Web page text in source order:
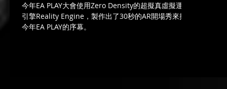
今年EA PLAY大會使用Zero Density的超擬真虛擬運算
引擎Reality Engine，製作出了30秒的AR開場秀來揭開
今年EA PLAY的序幕。